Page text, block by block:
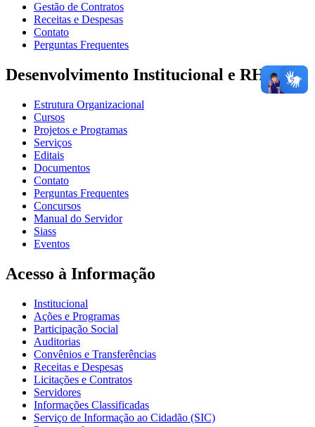
Gestão de Contratos
Receitas e Despesas
Contato
Perguntas Frequentes
Desenvolvimento Institucional e RH
Estrutura Organizacional
Cursos
Projetos e Programas
Serviços
Editais
Documentos
Contato
Perguntas Frequentes
Concursos
Manual do Servidor
Siass
Eventos
Acesso à Informação
Institucional
Ações e Programas
Participação Social
Auditorias
Convênios e Transferências
Receitas e Despesas
Licitações e Contratos
Servidores
Informações Classificadas
Serviço de Informação ao Cidadão (SIC)